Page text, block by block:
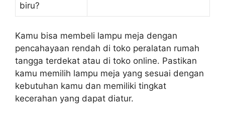
biru?
Kamu bisa membeli lampu meja dengan
pencahayaan rendah di toko peralatan rumah
tangga terdekat atau di toko online. Pastikan
kamu memilih lampu meja yang sesuai dengan
kebutuhan kamu dan memiliki tingkat
kecerahan yang dapat diatur.